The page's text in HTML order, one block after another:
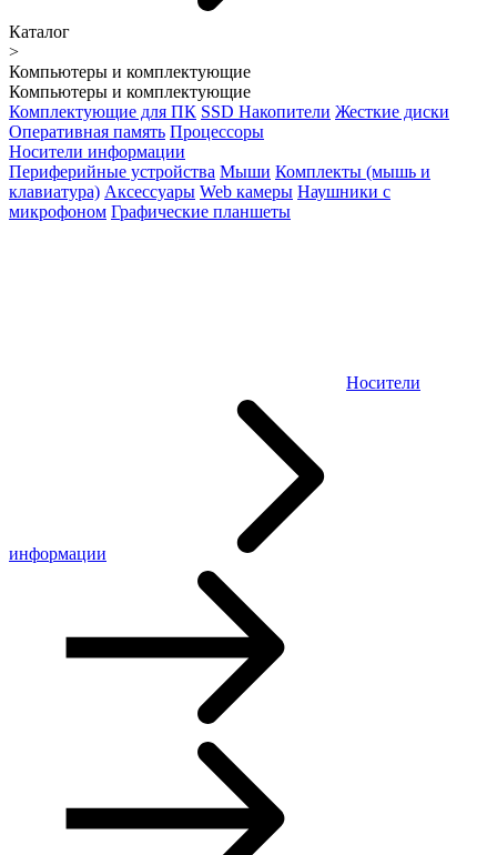
Каталог
>
Компьютеры и комплектующие
Компьютеры и комплектующие
Комплектующие для ПК SSD Накопители Жесткие диски
Оперативная память Процессоры
Носители информации
Периферийные устройства Мыши Комплекты (мышь и
клавиатура) Аксессуары Web камеры Наушники с
микрофоном Графические планшеты
Носители
информации